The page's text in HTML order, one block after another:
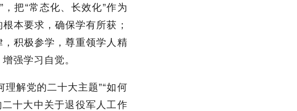
把“常态化、长效化”作为
本要求，确保学有所获；
积极参学，尊重领学人精
强学习自觉。
理解党的二十大主题”“如何
十大中关于退役军人工作